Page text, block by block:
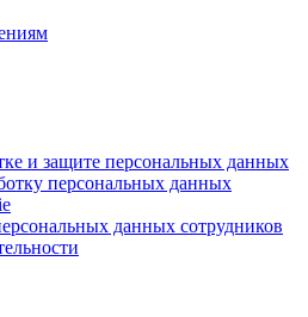
и защите персональных данных
персональных данных
данных сотрудников